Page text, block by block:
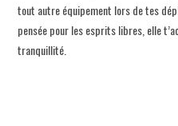
tout autre équipement lors de tes
pensée pour les esprits libres, elle
tranquillité.